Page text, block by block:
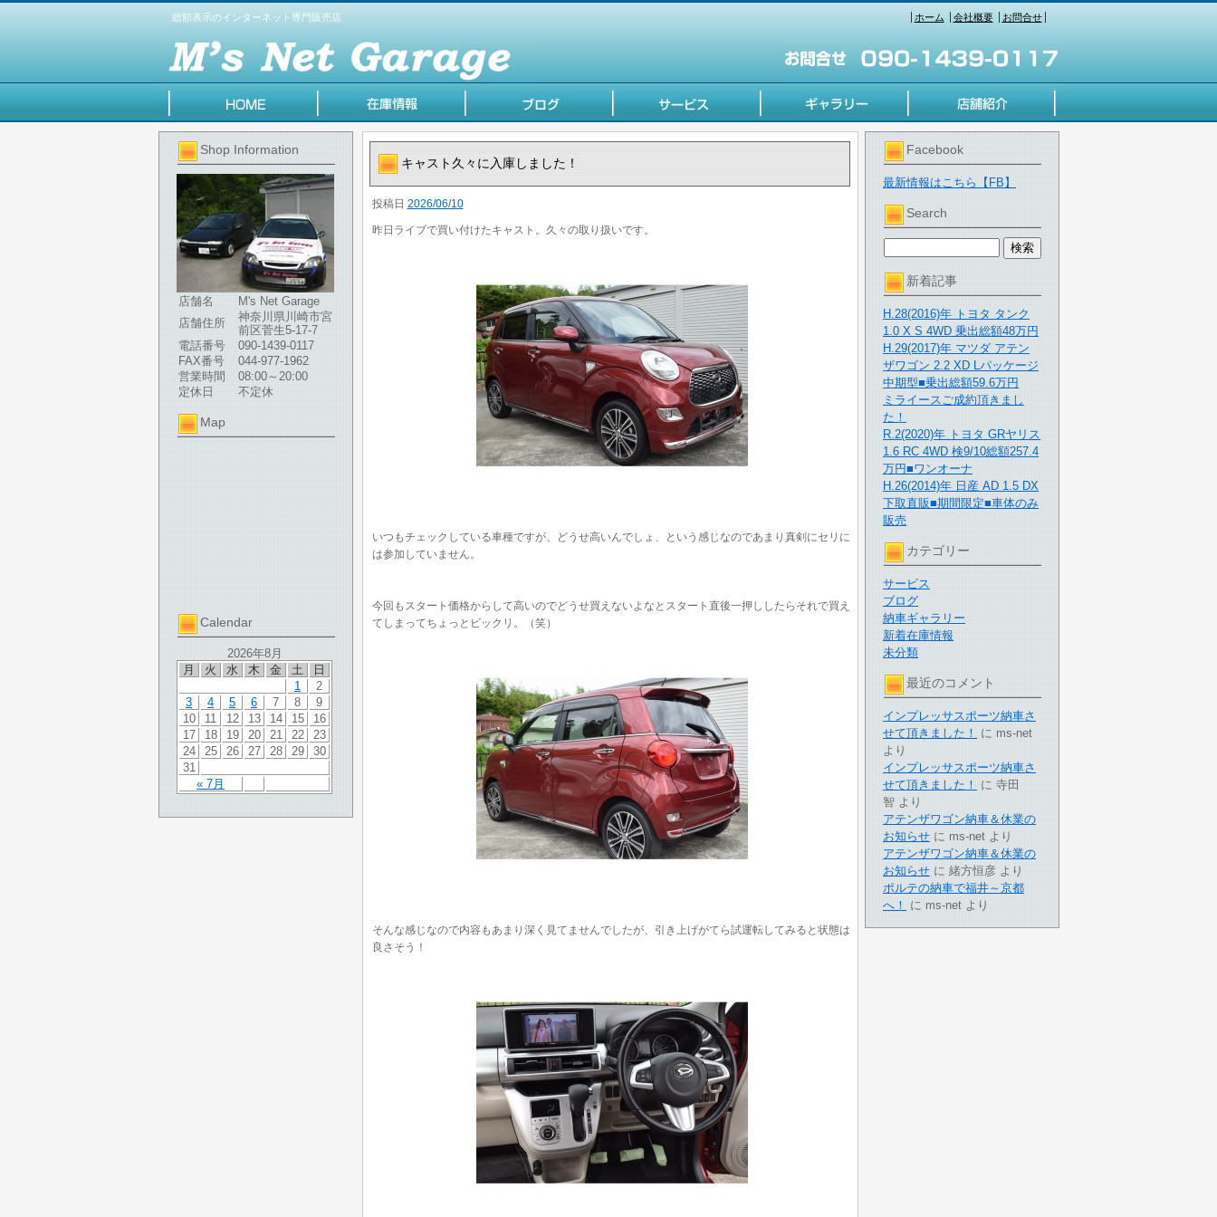
総額表示のインターネット専門販売店 ホーム 会社概要 お問合せ
Shop Information
店舗名
M's Net Garage
店舗住所
神奈川県川崎市宮
前区菅生5-17-7
電話番号
090-1439-0117
FAX番号
044-977-1962
営業時間
08:00～20:00
定休日
不定休
Map
Calendar
2026年8月
月
火 水 木 金 土 日
« 7月
1
2
3
4 5 6 7 8
9
10
11 12 13 14 15
16
17
18 19 20 21 22
23
24
25 26 27 28 29
30
31
Facebook
最新情報はこちら【FB】
Search
新着記事
H.28(2016)年 トヨタ タンク
1.0 X S 4WD 乗出総額48万円
H.29(2017)年 マツダ アテン
ザワゴン 2.2 XD Lパッケージ
中期型■乗出総額59.6万円
ミライースご成約頂きまし
た！
R.2(2020)年 トヨタ GRヤリス
1.6 RC 4WD 検9/10総額257.4
万円■ワンオーナ
H.26(2014)年 日産 AD 1.5 DX
下取直販■期間限定■車体のみ
販売
カテゴリー
サービス
ブログ
納車ギャラリー
新着在庫情報
未分類
最近のコメント
インプレッサスポーツ納車さ
せて頂きました！
に ms-net
より
インプレッサスポーツ納車さ
せて頂きました！
に 寺田
智 より
アテンザワゴン納車＆休業の
お知らせ に ms-net より
アテンザワゴン納車＆休業の
お知らせ に 緒方恒彦 より
ポルテの納車で福井～京都
へ！
に ms-net より
キャスト久々に入庫しました！
投稿日 2026/06/10
昨日ライブで買い付けたキャスト。久々の取り扱いです。
いつもチェックしている車種ですが、どうせ高いんでしょ、という感じなのであまり真剣にセリに
は参加していません。
今回もスタート価格からして高いのでどうせ買えないよなとスタート直後一押ししたらそれで買え
てしまってちょっとビックリ。（笑）
そんな感じなので内容もあまり深く見てませんでしたが、引き上げがてら試運転してみると状態は
良さそう！